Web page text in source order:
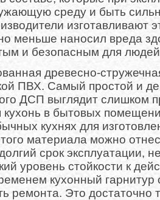
среду и быть
изготавливают
меньше наносил вреда
и безопасным для
древесно-
ПВХ. Самый простой и
ДСП выглядит слишком
кухонь в бытовых
кухнях для
материала можно
срок эксплуатации,
уровень стойкости к
кухонный
ремонта. Это достаточно